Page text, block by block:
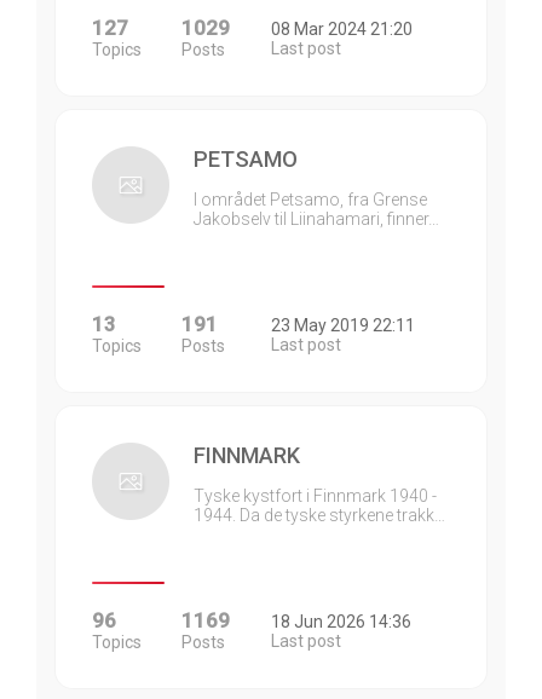
127
Topics
1029
Posts
08 Mar 2024 21:20
Last post
PETSAMO
I området Petsamo, fra Grense
Jakobselv til Liinahamari, finner…
13
Topics
191
Posts
23 May 2019 22:11
Last post
FINNMARK
Tyske kystfort i Finnmark 1940 -
1944. Da de tyske styrkene trakk…
96
Topics
1169
Posts
18 Jun 2026 14:36
Last post